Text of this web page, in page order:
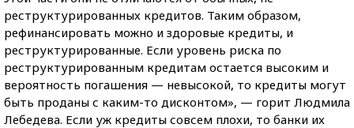
реструктурированных кредитов. Таким образом,
рефинансировать можно и здоровые кредиты, и
реструктурированные. Если уровень риска по
реструктурированным кредитам остается высоким и
вероятность погашения — невысокой, то кредиты могут
быть проданы с каким-то дисконтом», — горит Людмила
Лебедева. Если уж кредиты совсем плохи, то банки их